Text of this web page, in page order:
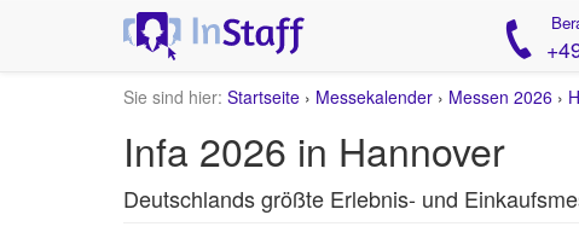
Sie sind hier: Startseite › Messekalender › Messen 2026 ›
Infa 2026 in Hannover
Deutschlands größte Erlebnis- und